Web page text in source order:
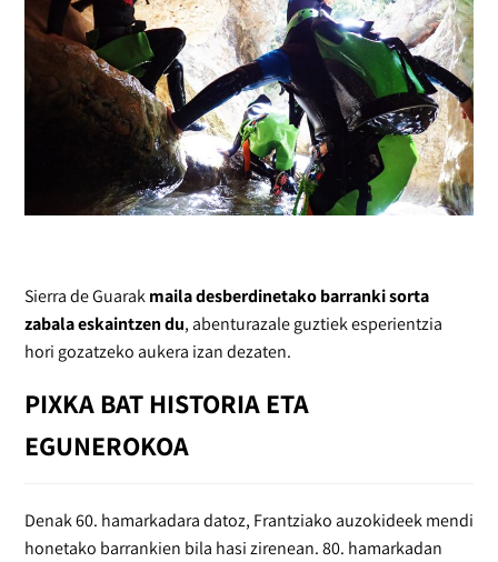
Sierra de Guarakmaila desberdinetako barranki sorta
zabala eskaintzen du, abenturazale guztiek esperientzia
hori gozatzeko aukera izan dezaten.
PIXKA BAT HISTORIA ETA
EGUNEROKOA
Denak 60. hamarkadara datoz, Frantziako auzokideek mendi
honetako barrankien bila hasi zirenean. 80. hamarkadan